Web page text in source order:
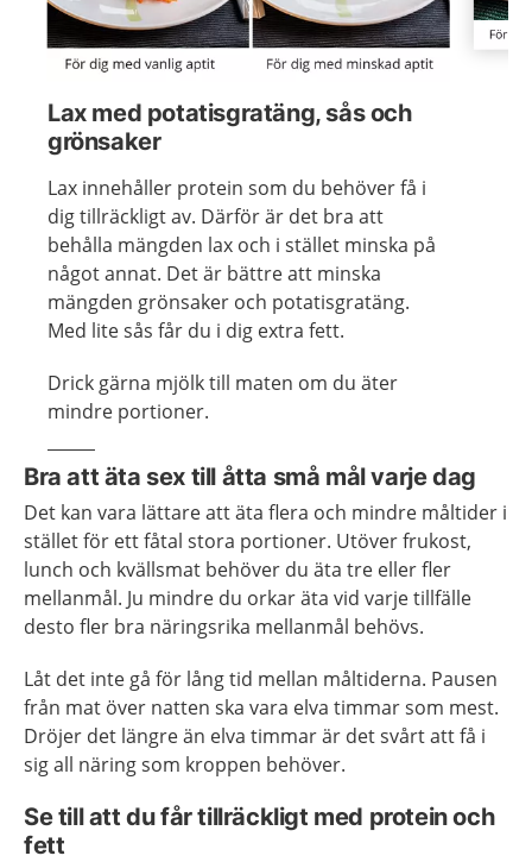
Lax med potatisgratäng, sås och
grönsaker
Lax innehåller protein som du behöver få i
dig tillräckligt av. Därför är det bra att
behålla mängden lax och i stället minska på
något annat. Det är bättre att minska
mängden grönsaker och potatisgratäng.
Med lite sås får du i dig extra fett.
Drick gärna mjölk till maten om du äter
mindre portioner.
Visa
Visa föregående bild
Bra att äta sex till åtta små mål varje dag
Det kan vara lättare att äta flera och mindre måltider i
stället för ett fåtal stora portioner. Utöver frukost,
lunch och kvällsmat behöver du äta tre eller fler
mellanmål. Ju mindre du orkar äta vid varje tillfälle
desto fler bra näringsrika mellanmål behövs.
Låt det inte gå för lång tid mellan måltiderna. Pausen
från mat över natten ska vara elva timmar som mest.
Dröjer det längre än elva timmar är det svårt att få i
sig all näring som kroppen behöver.
Se till att du får tillräckligt med protein och
fett